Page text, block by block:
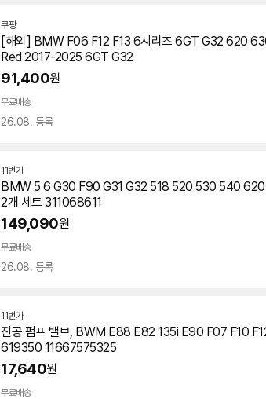
쿠팡
[해외] BMW F06 F12 F13 6시리즈 6GT G32 620
Red 2017-2025 6GT G32
91,400원
무료배송
26.08. 등록
11번가
BMW 5 6 G30 F90 G31 G32 518 520 530 540
2개 세트 311068611
149,090원
무료배송
26.08. 등록
11번가
진공 펌프 밸브, BWM E88 E82 135i E90 F07 F10
619350 11667575325
17,640원
무료배송